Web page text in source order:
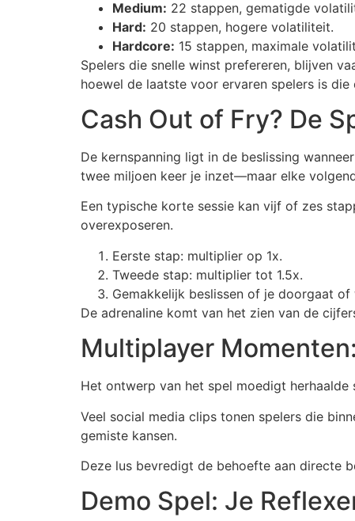
Medium: 22 stappen, gematigde
Hard: 20 stappen, hogere volatiliteit.
Hardcore: 15 stappen, maximale
Spelers die snelle winst prefereren, blijven
hoewel de laatste voor ervaren spelers is
Cash Out of Fry? De
De kernspanning ligt in de beslissing
twee miljoen keer je inzet—maar elke
Een typische korte sessie kan vijf of zes
overexposeren.
Eerste stap: multiplier op 1x.
Tweede stap: multiplier tot 1.5x.
Gemakkelijk beslissen of je doorgaat
De adrenaline komt van het zien van de
Multiplayer
Het ontwerp van het spel moedigt
Veel social media clips tonen spelers die
gemiste kansen.
Deze lus bevredigt de behoefte aan directe
Demo Spel: Je